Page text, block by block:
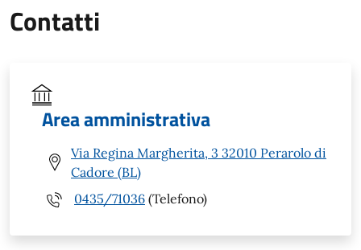
Contatti
Area amministrativa
Via Regina Margherita, 3 32010 Perarolo di
Cadore (BL)
0435/71036 (Telefono)